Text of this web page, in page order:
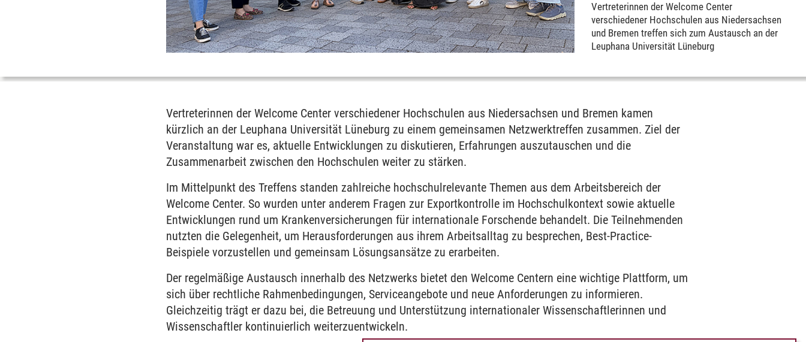
Vertreterinnen der Welcome Center
verschiedener Hochschulen aus Niedersachsen
und Bremen treffen sich zum Austausch an der
Leuphana Universität Lüneburg
Vertreterinnen der Welcome Center verschiedener Hochschulen aus Niedersachsen und Bremen kamen
kürzlich an der Leuphana Universität Lüneburg zu einem gemeinsamen Netzwerktreffen zusammen. Ziel der
Veranstaltung war es, aktuelle Entwicklungen zu diskutieren, Erfahrungen auszutauschen und die
Zusammenarbeit zwischen den Hochschulen weiter zu stärken.
Im Mittelpunkt des Treffens standen zahlreiche hochschulrelevante Themen aus dem Arbeitsbereich der
Welcome Center. So wurden unter anderem Fragen zur Exportkontrolle im Hochschulkontext sowie aktuelle
Entwicklungen rund um Krankenversicherungen für internationale Forschende behandelt. Die Teilnehmenden
nutzten die Gelegenheit, um Herausforderungen aus ihrem Arbeitsalltag zu besprechen, Best-Practice-
Beispiele vorzustellen und gemeinsam Lösungsansätze zu erarbeiten.
Der regelmäßige Austausch innerhalb des Netzwerks bietet den Welcome Centern eine wichtige Plattform, um
sich über rechtliche Rahmenbedingungen, Serviceangebote und neue Anforderungen zu informieren.
Gleichzeitig trägt er dazu bei, die Betreuung und Unterstützung internationaler Wissenschaftlerinnen und
Wissenschaftler kontinuierlich weiterzuentwickeln.